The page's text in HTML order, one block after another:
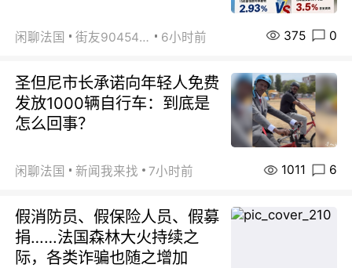
闲聊法国 街友90454511 6小时前 375 0
圣但尼市长承诺向年轻人免费
发放1000辆自行车：到底是
怎么回事？
闲聊法国 新闻我来找 7小时前 1011 6
假消防员、假保险人员、假募
捐……法国森林大火持续之
际，各类诈骗也随之增加